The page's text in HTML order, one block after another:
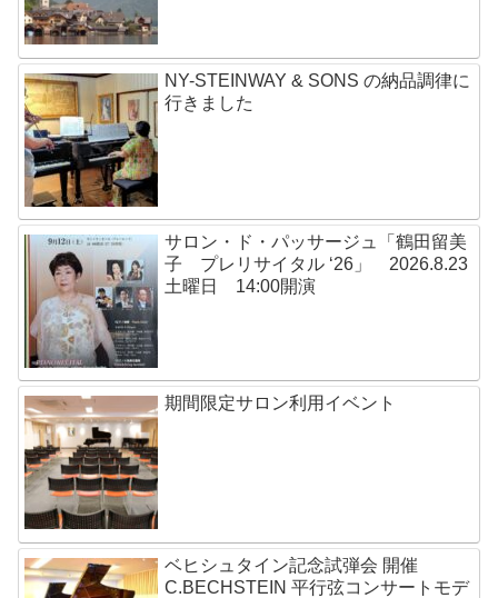
NY-STEINWAY & SONS の納品調律に
行きました
サロン・ド・パッサージュ「鶴田留美
子 プレリサイタル ‘26」 2026.8.23
土曜日 14:00開演
期間限定サロン利用イベント
ベヒシュタイン記念試弾会 開催
C.BECHSTEIN 平行弦コンサートモデ